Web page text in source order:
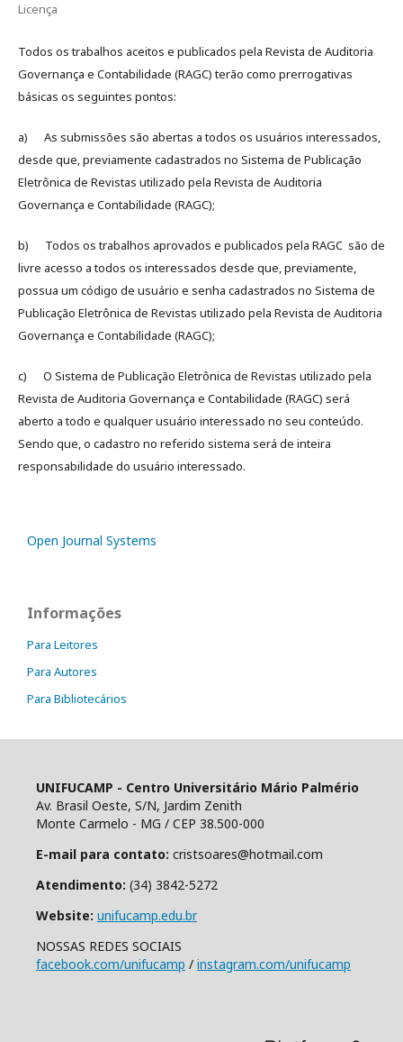
Licença
Todos os trabalhos aceitos e publicados pela Revista de Auditoria
Governança e Contabilidade (RAGC) terão como prerrogativas
básicas os seguintes pontos:
a) As submissões são abertas a todos os usuários interessados,
desde que, previamente cadastrados no Sistema de Publicação
Eletrônica de Revistas utilizado pela Revista de Auditoria
Governança e Contabilidade (RAGC);
b) Todos os trabalhos aprovados e publicados pela RAGC são de
livre acesso a todos os interessados desde que, previamente,
possua um código de usuário e senha cadastrados no Sistema de
Publicação Eletrônica de Revistas utilizado pela Revista de Auditoria
Governança e Contabilidade (RAGC);
c) O Sistema de Publicação Eletrônica de Revistas utilizado pela
Revista de Auditoria Governança e Contabilidade (RAGC) será
aberto a todo e qualquer usuário interessado no seu conteúdo.
Sendo que, o cadastro no referido sistema será de inteira
responsabilidade do usuário interessado.
Open Journal Systems
Informações
Para Leitores
Para Autores
Para Bibliotecários
UNIFUCAMP - Centro Universitário Mário Palmério
Av. Brasil Oeste, S/N, Jardim Zenith
Monte Carmelo - MG / CEP 38.500-000
E-mail para contato: cristsoares@hotmail.com
Atendimento: (34) 3842-5272
Website: unifucamp.edu.br
NOSSAS REDES SOCIAIS
facebook.com/unifucamp / instagram.com/unifucamp